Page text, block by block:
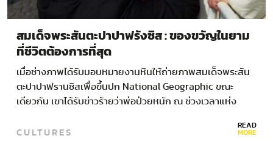
สมเด็จพระสันตะปาปาฟรังซิส : ของขวัญในยาม
ที่ชีวิตต้องการที่สุด
เมื่่่อช่างภาพได้รับมอบหมายงานหินให้ถ่ายภาพสมเด็จพระสัน
ตะปาปาฟรานซิสเพื่อขึ้นปก National Geographic ขณะ
เดียวกัน เขาได้รับข่าวร้ายว่าพ่อป่วยหนัก ณ ช่วงเวลาแห่ง
CULTURES READ
MORE